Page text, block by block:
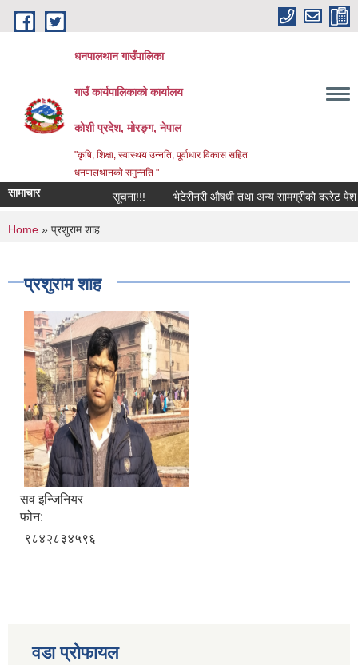
Skip to main content
धनपालथान गाउँपालिका
गाउँ कार्यपालिकाको कार्यालय
कोशी प्रदेश, मोरङ्ग, नेपाल
"कृषि, शिक्षा, स्वास्थय उन्नति, पूर्वाधार विकास सहित
धनपालथानको समुन्नति "
सामाचार सूचना!!! भेटेरीनरी औषधी तथा अन्य सामग्रीको दररेट
You are here
Home » प्रशुराम शाह
प्रशुराम शाह
सव इन्जिनियर
फोन:
९८४२८३४५९६
वडा प्रोफायल